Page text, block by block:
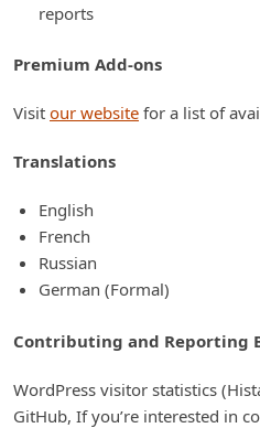
reports
Premium Add-ons
Visit our website for a list of
Translations
English
French
Russian
German (Formal)
Contributing and Reporting
WordPress visitor statistics
GitHub, If you’re interested in